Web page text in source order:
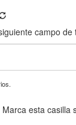
campo de
Marca esta casilla